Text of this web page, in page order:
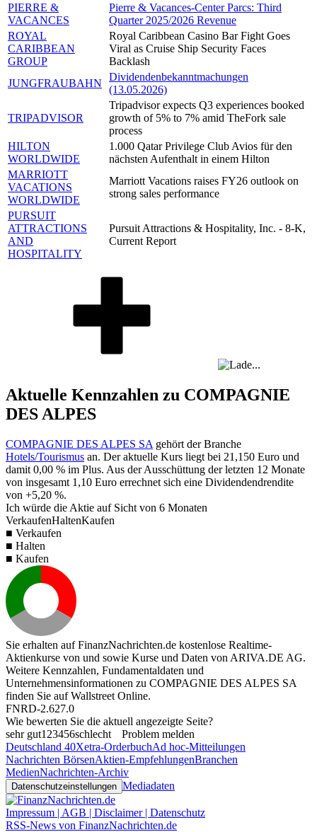
PIERRE &
VACANCES
Pierre & Vacances-Center Parcs: Third
Quarter 2025/2026 Revenue
ROYAL
CARIBBEAN
GROUP
Royal Caribbean Casino Bar Fight Goes
Viral as Cruise Ship Security Faces
Backlash
JUNGFRAUBAHN
Dividendenbekanntmachungen
(13.05.2026)
TRIPADVISOR
Tripadvisor expects Q3 experiences booked
growth of 5% to 7% amid TheFork sale
process
HILTON
WORLDWIDE
1.000 Qatar Privilege Club Avios für den
nächsten Aufenthalt in einem Hilton
MARRIOTT
VACATIONS
WORLDWIDE
Marriott Vacations raises FY26 outlook on
strong sales performance
PURSUIT
ATTRACTIONS
AND
HOSPITALITY
Pursuit Attractions & Hospitality, Inc. - 8-K,
Current Report
Aktuelle Kennzahlen zu COMPAGNIE
DES ALPES
COMPAGNIE DES ALPES SA gehört der Branche
Hotels/Tourismus an. Der aktuelle Kurs liegt bei 21,150 Euro und
damit 0,00 % im Plus. Aus der Ausschüttung der letzten 12 Monate
von insgesamt 1,10 Euro errechnet sich eine Dividendendrendite
von +5,20 %.
Ich würde die Aktie auf Sicht von 6 Monaten
VerkaufenHaltenKaufen
■ Verkaufen
■ Halten
■ Kaufen
Sie erhalten auf FinanzNachrichten.de kostenlose Realtime-
Aktienkurse von und sowie Kurse und Daten von ARIVA.DE AG.
Weitere Kennzahlen, Fundamentaldaten und
Unternehmensinformationen zu COMPAGNIE DES ALPES SA
finden Sie aufWallstreet Online.
FNRD-2.627.0
Wie bewerten Sie die aktuell angezeigte Seite?
sehr gut1 23456schlecht
Problem melden
Deutschland 40Xetra-OrderbuchAd hoc-Mitteilungen
Nachrichten BörsenAktien-EmpfehlungenBranchen
MedienNachrichten-Archiv
Datenschutzeinstellungen Mediadaten
Impressum | AGB | Disclaimer | Datenschutz
RSS-News von FinanzNachrichten.de